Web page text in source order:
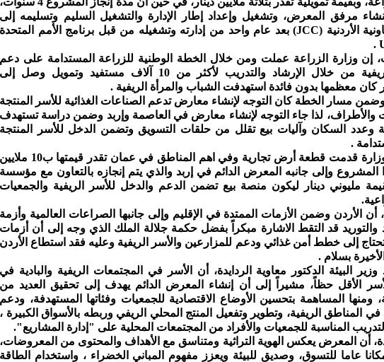
مرفق المعرض، وتشغيل وإعداد إطار الإدارة والتشغيل السليم وتسليمه إلى
المؤسسة التعاونية الأردنية (JCC) بعد عام واحد من إدارته وتشغيله من قبل برنامج الأمم المتحدة
إن وزارة الزراعة عملت ومن خلال الخطة الوطنية للزراعة المستدامة على دعم
المجتمعات الريفية من خلال الإرشاد والتدريب لأكثر من 10 آلاف مستفيد وتمويل وصل إلى
مسار الخطة كان التوجه لإنشاء معارض تدعم الصناعات الغذائية للأسر المنتجة
والأطراف، لذا جاء التوجه لإنشاء معارض في العاصمة وإربد وضمن دراسة تستهدف
وعدد السكان وآليات بيع تقلل من حلقات التسويق وتضمن الدخل للأسر المنتجة
.
وأضاف، أن الوزارة قدمت قطعة أرض تجارية وفي اهم المناطق في عمان تقدر قيمتها ب10 ملايين
المشروع وإلى جانبه المعرض الدائم في إربد والذي يتم إنجازه بالتعاون مع مؤسسة
مليوني دينار ليكون منصة بيع تضمن الدعم والدخل للأسر الريفية والجمعيات
أن الأردن وضمن الأزمات الممتدة في الإقليم وإلى جانبها الصراعات العالمية وأزمة
والتوريد قد التقط الاشارة مبكراً بفضل حكمة جلالة الملك الذي وجه إلى أن أزمات
تحتاج إلى خطط أمن غذائي ودعم للمزارعين والأسر الريفية وعليه فقد استطاع الأردن
بسلام .
البيئة الدكتور معاوية الردايدة، أن الأسر في المجتمعات الريفية والبادية في
الأقل حظاً، مشيراً إلى أن إنشاء المعرض الدائم يهدف إلى تحقيق العديد من
ومنها المساهمة بتحسين الأوضاع الاقتصادية للجمعيات وفئاتها المستهدفة، ودعم
في المناطق الريفية، وتطوير وتفعيل المنتج المحلي الريفي وربطه بالأسواق الكبيرة ،
المناسبة للجمعيات والأفراد من المجتمعات المحلية على "إدارة المشاريع".
أن المعرض يعكس الهوية التراثية ومتناسق مع الأهداف والمحتوى من المعروضات،
عاما للتسوق، وصديق للبيئة ويعزز مفهوم المباني الخضراء ، واستخدام الطاقة